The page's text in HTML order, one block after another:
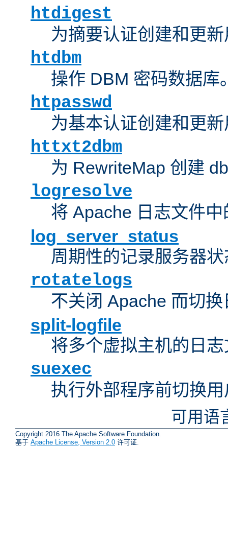
htdigest
为摘要认证创建和更
htdbm
操作 DBM 密码数据库
htpasswd
为基本认证创建和更
httxt2dbm
为 RewriteMap 创建
logresolve
将 Apache 日志文件
log_server_status
周期性的记录服务器
rotatelogs
不关闭 Apache 而切
split-logfile
将多个虚拟主机的日
suexec
执行外部程序前切换
可用语
Copyright 2016 The Apache Software Foundation.
基于 Apache License, Version 2.0 许可证.